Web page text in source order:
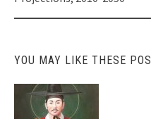
YOU MAY LIKE THESE